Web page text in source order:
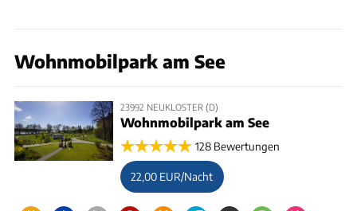
Wohnmobilpark am See
23992 NEUKLOSTER (D)
Wohnmobilpark am See
128 Bewertungen
22,00 EUR/Nacht